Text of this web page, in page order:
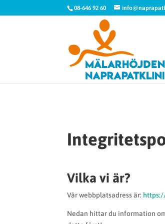
08-646 92 60
Vilka vi är?
Vår webbplatsadress är:
Nedan hittar du information